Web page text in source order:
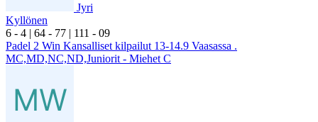
Jyri
Kyllönen
6 - 4 | 64 - 77 | 111 - 09
Padel 2 Win Kansalliset kilpailut 13-14.9 Vaasassa .
MC,MD,NC,ND,Juniorit - Miehet C